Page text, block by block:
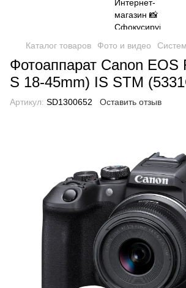
Каталог товаров Фото и видео
Фотоаппарат Canon EOS
S 18-45mm) IS STM
Артикул: SD1300652 Оставить отзыв